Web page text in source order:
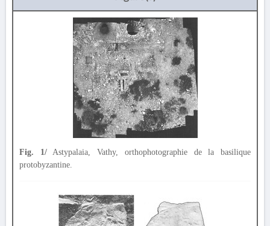
Fig. 1/Astypalaia, Vathy, orthophotographie de la basilique
protobyzantine.